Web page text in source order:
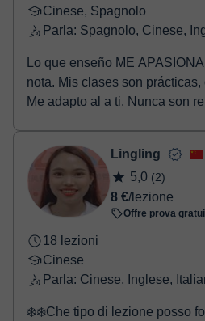
Cinese, Spagnolo
Parla: Spagnolo, Cinese,
Lo que enseño ME
nota. Mis clases son prácticas, dinámicas y divertidas.
Me adapto al a ti. Nunca son repetitivas ni aburridas.
explico el origen y el por qué. Aprendemos chino a
través de juegos, caligrafía,
proverbios chinos mapas y
enseñado a alumnos todas las
infinita… disfrutemos el
Lingling
5,0 (2)
8 €/lezione
Offre prova
18 lezioni
Cinese
Parla: Cinese, Inglese,
❄️❄️Che tipo di lezione posso